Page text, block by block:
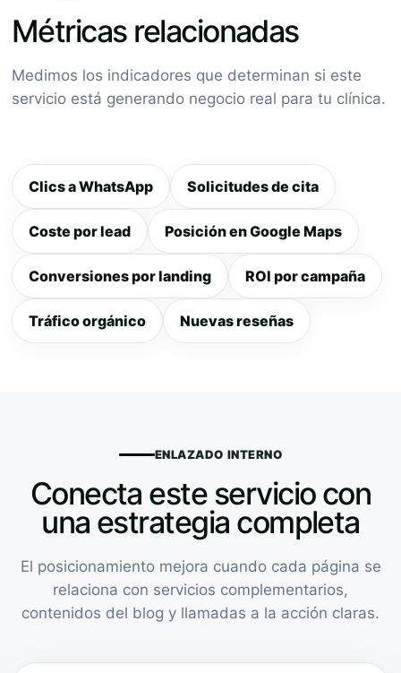
Métricas relacionadas
Medimos los indicadores que determinan si este
servicio está generando negocio real para tu clínica.
Clics a WhatsApp Solicitudes de cita
Coste por lead Posición en Google Maps
Conversiones por landing ROI por campaña
Tráfico orgánico Nuevas reseñas
ENLAZADO INTERNO
Conecta este servicio con
una estrategia completa
El posicionamiento mejora cuando cada página se
relaciona con servicios complementarios,
contenidos del blog y llamadas a la acción claras.